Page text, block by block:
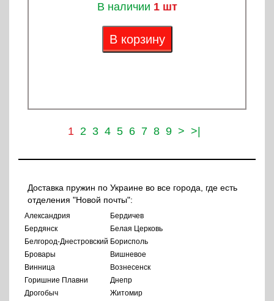
В наличии 1 шт
В корзину
1 2 3 4 5 6 7 8 9 > >|
Доставка пружин по Украине во все города, где есть
отделения "Новой почты":
Александрия
Бердичев
Бердянск
Белая Церковь
Белгород-Днестровский Борисполь
Бровары
Вишневое
Винница
Вознесенск
Горишние Плавни
Днепр
Дрогобыч
Житомир